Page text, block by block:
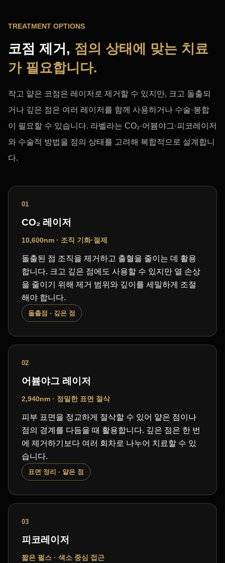
TREATMENT OPTIONS
코점 제거, 점의 상태에 맞는 치료
가 필요합니다.
작고 얕은 코점은 레이저로 제거할 수 있지만, 크고 돌출되
거나 깊은 점은 여러 레이저를 함께 사용하거나 수술·봉합
이 필요할 수 있습니다. 라벨라는 CO₂·어븀야그·피코레이저
와 수술적 방법을 점의 상태를 고려해 복합적으로 설계합니
다.
01
CO₂ 레이저
10,600nm · 조직 기화·절제
돌출된 점 조직을 제거하고 출혈을 줄이는 데 활용
합니다. 크고 깊은 점에도 사용할 수 있지만 열 손상
을 줄이기 위해 제거 범위와 깊이를 세밀하게 조절
해야 합니다.
돌출점 · 깊은 점
02
어븀야그 레이저
2,940nm · 정밀한 표면 절삭
피부 표면을 정교하게 절삭할 수 있어 얕은 점이나
점의 경계를 다듬을 때 활용합니다. 깊은 점은 한 번
에 제거하기보다 여러 회차로 나누어 치료할 수 있
습니다.
표면 정리 · 얕은 점
03
피코레이저
짧은 펄스 · 색소 중심 접근